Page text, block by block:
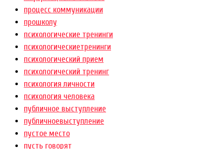
процесс коммуникации
прошколу
психологические тренинги
психологическиетренинги
психологический прием
психологический тренинг
психология личности
психология человека
публичное выступление
публичноевыступление
пустое место
пусть говорят